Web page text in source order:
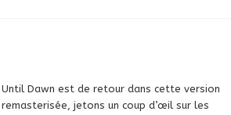
Until Dawn est de retour dans cette version
remasterisée, jetons un coup d’œil sur les